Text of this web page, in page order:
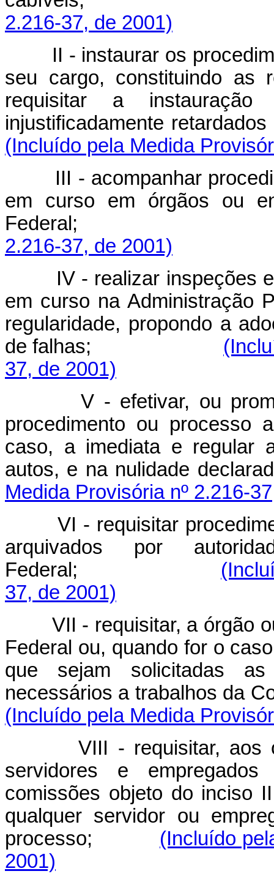
2.216-37, de 2001)
II - instaurar os
seu cargo, constituindo as
requisitar a
injustificadamente
(Incluído pela Medida
III - acompanhar
em curso em órgãos ou
2.216-37, de 2001)
IV - realizar inspeções e
em curso na Administração
regularidade, propondo a
de falhas;
37, de 2001)
V - efetivar, ou
procedimento ou processo
caso, a imediata e regular
autos, e na
Medida Provisória nº 2.216-
VI - requisitar
arquivados por
Federal;
37, de 2001)
VII - requisitar, a órgão ou
Federal ou, quando for o
que sejam solicitadas
necessários a trabalhos
(Incluído pela Medida
VIII - requisitar, aos
servidores e
comissões objeto do inciso
qualquer servidor ou
processo; (Incluído
2001)